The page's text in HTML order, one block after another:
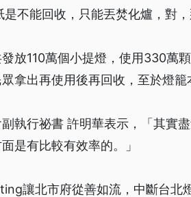
不能回收，只能丟焚化爐，對，
放110萬個小提燈，使用330萬
拿出再使用後再回收，至於燈籠
執行祕書 許明華表示，「其實
是有比較有效率的。」
讓北市府從善如流，中斷台北